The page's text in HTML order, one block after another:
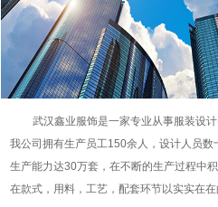
武汉鑫业服饰是一家专业从事服装设
我公司拥有生产员工150余人，设计人员
生产能力达30万套，在不断的生产过程中
在款式，用料，工艺，配套环节以实实在在